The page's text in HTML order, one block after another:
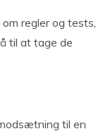
regler og tests,
til at tage de
til en